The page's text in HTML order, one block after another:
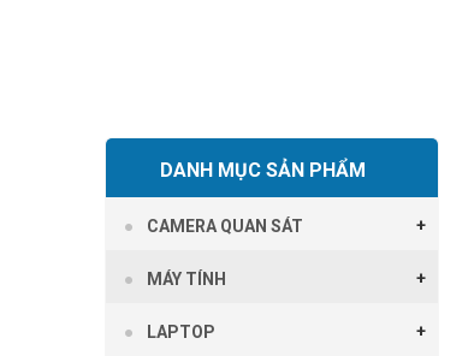
DANH MỤC SẢN PHẨM
CAMERA QUAN SÁT
MÁY TÍNH
LAPTOP